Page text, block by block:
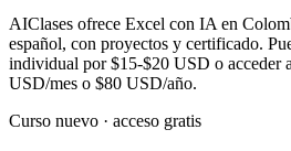
AIClases ofrece Excel con IA en
español, con proyectos y certificado.
individual por$15-$20 USD o acceder
USD/mes o $80 USD/año.
Curso nuevo · acceso gratis